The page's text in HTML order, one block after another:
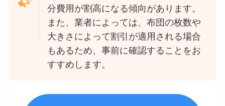
分費用が割高になる傾向があります。
また、業者によっては、布団の枚数や
大きさによって割引が適用される場合
もあるため、事前に確認することをお
すすめします。